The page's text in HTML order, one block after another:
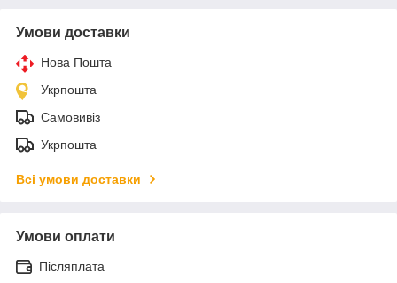
Умови доставки
Нова Пошта
Укрпошта
Самовивіз
Укрпошта
Всі умови доставки
Умови оплати
Післяплата